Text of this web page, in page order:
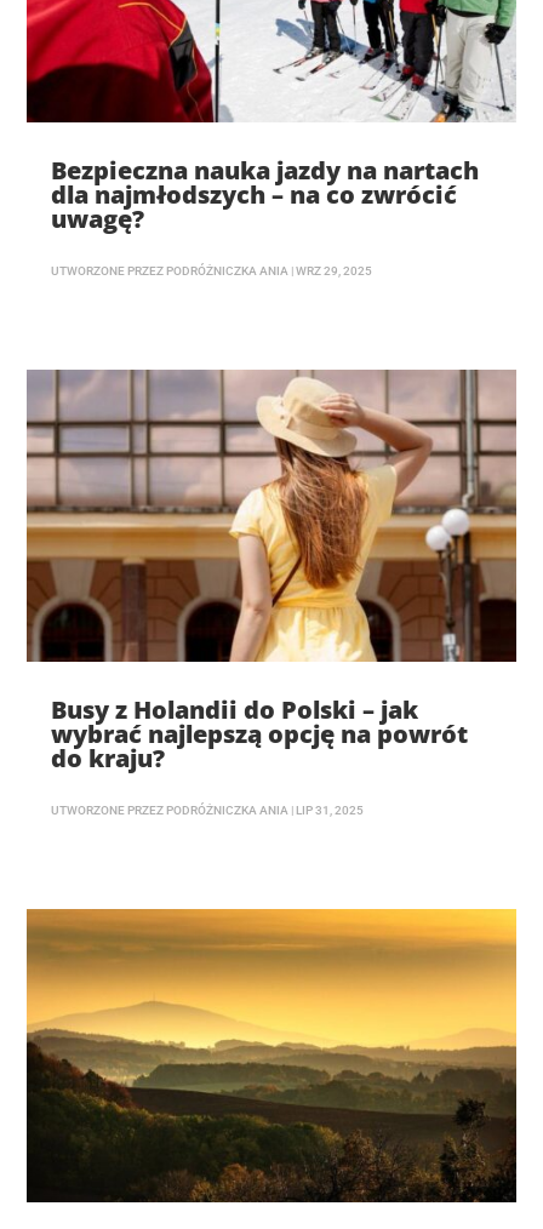
Bezpieczna nauka jazdy na nartach
dla najmłodszych – na co zwrócić
uwagę?
UTWORZONE PRZEZ PODRÓŻNICZKA ANIA |WRZ 29, 2025
Busy z Holandii do Polski – jak
wybrać najlepszą opcję na powrót
do kraju?
UTWORZONE PRZEZ PODRÓŻNICZKA ANIA LIP 31, 2025